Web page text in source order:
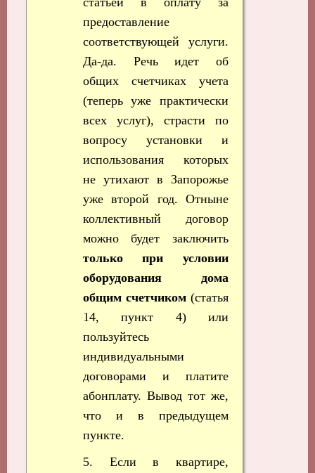
предоставление
соответствующей услуги.
Да-да. Речь идет об
общих счетчиках учета
(теперь уже практически
всех услуг), страсти по
вопросу установки и
использования которых
не утихают в Запорожье
уже второй год. Отныне
коллективный договор
можно будет заключить
только при условии
оборудования дома
общим счетчиком(статья
14, пункт 4) или
пользуйтесь
индивидуальными
договорами и платите
абонплату. Вывод тот же,
что и в предыдущем
пункте.
5. Если в квартире,